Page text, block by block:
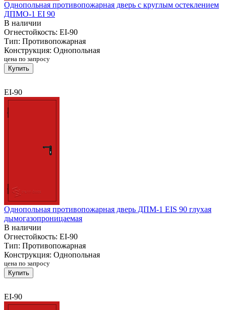
Однопольная противопожарная дверь с круглым остеклением
ДПМО-1 EI 90
В наличии
Огнестойкость: EI-90
Тип: Противопожарная
Конструкция: Однопольная
цена по запросу
Купить
EI-90
Однопольная противопожарная дверь ДПМ-1 EIS 90 глухая
дымогазопроницаемая
В наличии
Огнестойкость: EI-90
Тип: Противопожарная
Конструкция: Однопольная
цена по запросу
Купить
EI-90